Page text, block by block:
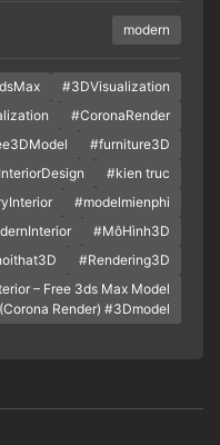
modern
#3DVisualization
#CoronaRender
#furniture3D
#kien truc
#modelmienphi
#MôHình3D
#Rendering3D
– Free 3ds Max Model
(Corona Render) #3Dmodel